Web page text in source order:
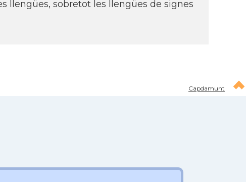
llengües, sobretot les llengües de signes
Capdamunt